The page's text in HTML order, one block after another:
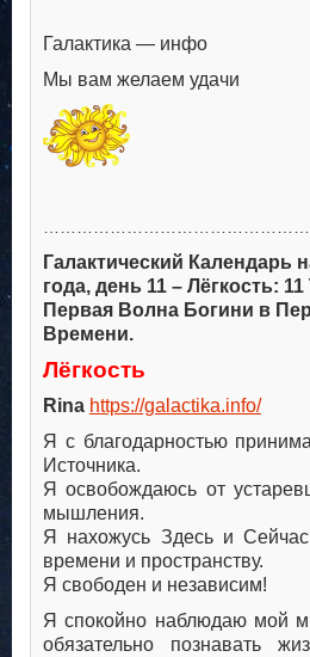
Галактика — инфо
Мы вам желаем удачи
Галактический Календарь
года, день 11 – Лёгкость:
Первая Волна Богини в
Времени.
Лёгкость
Rina https://galactika.info/
Я с благодарностью
Источника.
Я освобождаюсь от
мышления.
Я нахожусь Здесь и
времени и пространству.
Я свободен и независим!
Я спокойно наблюдаю мой
обязательно познавать